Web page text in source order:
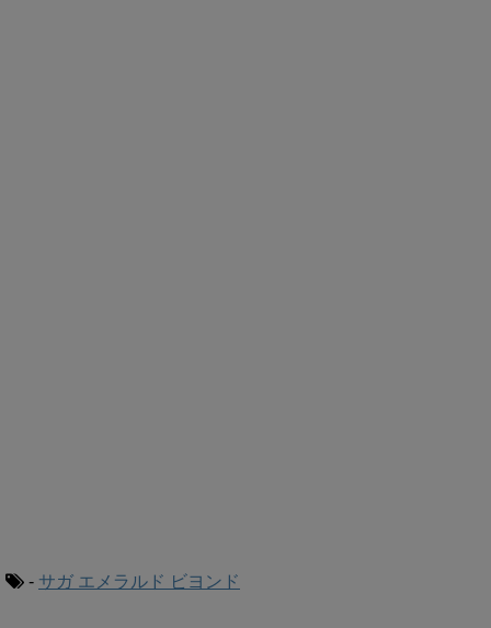
- サガ エメラルド ビヨンド